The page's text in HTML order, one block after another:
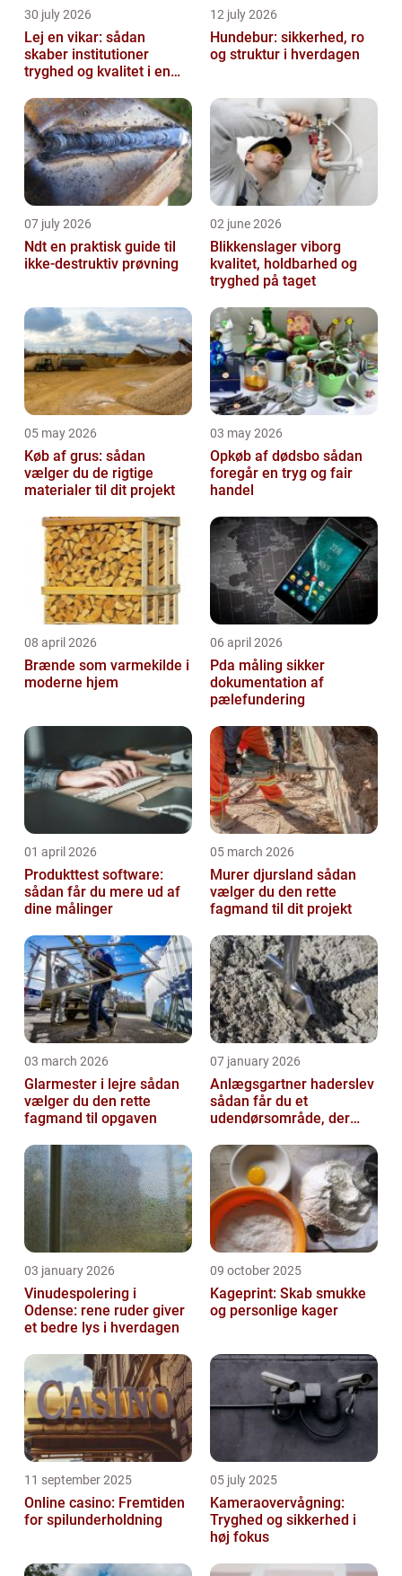
30 july 2026
Lej en vikar: sådan
skaber institutioner
tryghed og kvalitet i en
12 july 2026
Hundebur: sikkerhed, ro
og struktur i hverdagen
07 july 2026
Ndt en praktisk guide til
ikke-destruktiv prøvning
02 june 2026
Blikkenslager viborg
kvalitet, holdbarhed og
tryghed på taget
05 may 2026
Køb af grus: sådan
vælger du de rigtige
materialer til dit projekt
03 may 2026
Opkøb af dødsbo sådan
foregår en tryg og fair
handel
08 april 2026
Brænde som varmekilde i
moderne hjem
06 april 2026
Pda måling sikker
dokumentation af
pælefundering
01 april 2026
Produkttest software:
sådan får du mere ud af
dine målinger
05 march 2026
Murer djursland sådan
vælger du den rette
fagmand til dit projekt
03 march 2026
Glarmester i lejre sådan
vælger du den rette
fagmand til opgaven
07 january 2026
Anlægsgartner haderslev
sådan får du et
udendørsområde, der
03 january 2026
Vinudespolering i
Odense: rene ruder giver
et bedre lys i hverdagen
09 october 2025
Kageprint: Skab smukke
og personlige kager
11 september 2025
Online casino: Fremtiden
for spilunderholdning
05 july 2025
Kameraovervågning:
Tryghed og sikkerhed i
høj fokus